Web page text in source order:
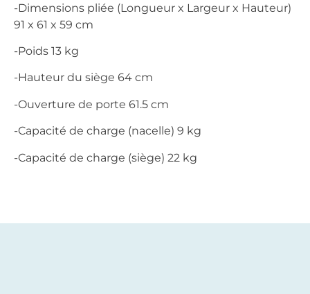
-Dimensions pliée (Longueur x Largeur x Hauteur)
91 x 61 x 59 cm
-Poids 13 kg
-Hauteur du siège 64 cm
-Ouverture de porte 61.5 cm
-Capacité de charge (nacelle) 9 kg
-Capacité de charge (siège) 22 kg